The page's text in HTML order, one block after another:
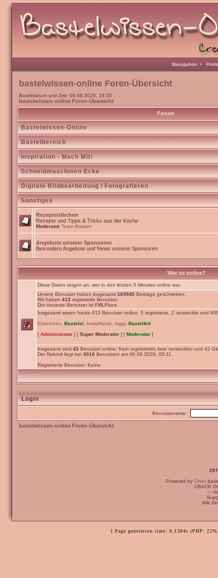
Navigation •
bastelwissen-online Foren-Übersicht
Boarddatum und Zeit: 08.08.2026, 18:33
bastelwissen-online Foren-Übersicht
Forum
Bastelwissen-Online
Bastelbereich
Inspiration - Mach Mit!
Schneidmaschinen Ecke
Digitale Bildbearbeitung / Fotografieren
Sonstiges
Rezeptstübchen
Rezepte und Tipps & Tricks aus der Küche
Moderator Team Bawion
Angebote unserer Sponsoren
Besondere Angebote und News unserer Sponsoren
Wer ist online?
Diese Daten zeigen an, wer in den letzten 5 Minuten online war.
Unsere Benutzer haben insgesamt 169945 Beiträge geschrieben.
Wir haben 413 registrierte Benutzer.
Der neueste Benutzer ist FMLFlore
Insgesamt waren heute 613 Benutzer online: 5 registrierte, 2 versteckte und
Elsterchen
Bastelei basteltante biggi Bastelfeti
[ Administrator ] [ Super Moderator ] [ Moderator ]
Insgesamt sind 42 Benutzer online: Kein registrierter, kein versteckter und 42
Der Rekord liegt bei 3010 Benutzern am 06.08.2026, 05:11.
Registrierte Benutzer: Keine
Login
Benutzername:
bastelwissen-online Foren-Übersicht
Powered by Orion
CBACK
:-:
Alle
[ Page generation time: 0.1384s (PHP: